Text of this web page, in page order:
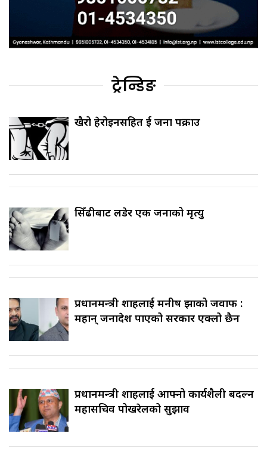
ट्रेन्डिङ
खैरो हेरोइनसहित दुई जना पक्राउ
सिँढीबाट लडेर एक जनाको मृत्यु
प्रधानमन्त्री शाहलाई मनीष झाको जवाफ :
महान् जनादेश पाएको सरकार एक्लो छैन
प्रधानमन्त्री शाहलाई आफ्नो कार्यशैली बदल्न
महासचिव पोखरेलको सुझाव